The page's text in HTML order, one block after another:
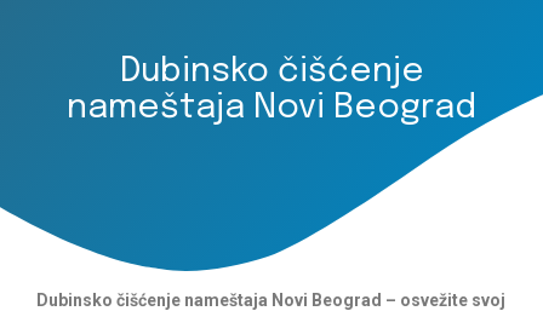
Dubinsko čišćenje
nameštaja Novi Beograd
Dubinsko čišćenje nameštaja Novi Beograd – osvežite svoj